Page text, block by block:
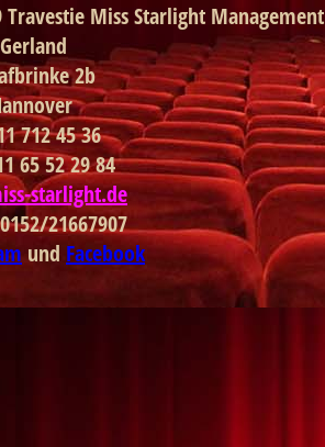
Miss Starlight Management
2b
712 45 36
65 52 29 84
starlight.de
21667907
und Facebook